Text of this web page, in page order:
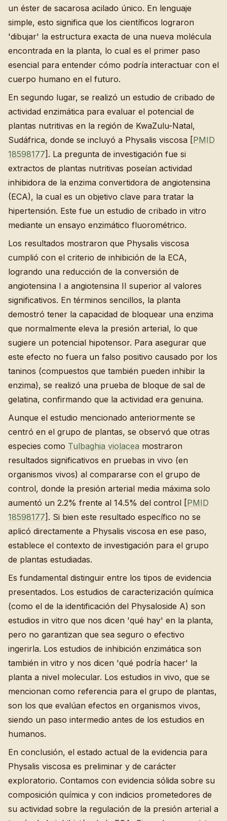
un éster de sacarosa acilado único. En lenguaje
simple, esto significa que los científicos lograron
'dibujar' la estructura exacta de una nueva molécula
encontrada en la planta, lo cual es el primer paso
esencial para entender cómo podría interactuar con el
cuerpo humano en el futuro.
En segundo lugar, se realizó un estudio de cribado de
actividad enzimática para evaluar el potencial de
plantas nutritivas en la región de KwaZulu-Natal,
Sudáfrica, donde se incluyó a Physalis viscosa [PMID
18598177]. La pregunta de investigación fue si
extractos de plantas nutritivas poseían actividad
inhibidora de la enzima convertidora de angiotensina
(ECA), la cual es un objetivo clave para tratar la
hipertensión. Este fue un estudio de cribado in vitro
mediante un ensayo enzimático fluorométrico.
Los resultados mostraron que Physalis viscosa
cumplió con el criterio de inhibición de la ECA,
logrando una reducción de la conversión de
angiotensina I a angiotensina II superior al valores
significativos. En términos sencillos, la planta
demostró tener la capacidad de bloquear una enzima
que normalmente eleva la presión arterial, lo que
sugiere un potencial hipotensor. Para asegurar que
este efecto no fuera un falso positivo causado por los
taninos (compuestos que también pueden inhibir la
enzima), se realizó una prueba de bloque de sal de
gelatina, confirmando que la actividad era genuina.
Aunque el estudio mencionado anteriormente se
centró en el grupo de plantas, se observó que otras
especies como Tulbaghia violacea mostraron
resultados significativos en pruebas in vivo (en
organismos vivos) al compararse con el grupo de
control, donde la presión arterial media máxima solo
aumentó un 2.2% frente al 14.5% del control [PMID
18598177]. Si bien este resultado específico no se
aplicó directamente a Physalis viscosa en ese paso,
establece el contexto de investigación para el grupo
de plantas estudiadas.
Es fundamental distinguir entre los tipos de evidencia
presentados. Los estudios de caracterización química
(como el de la identificación del Physaloside A) son
estudios in vitro que nos dicen 'qué hay' en la planta,
pero no garantizan que sea seguro o efectivo
ingerirla. Los estudios de inhibición enzimática son
también in vitro y nos dicen 'qué podría hacer' la
planta a nivel molecular. Los estudios in vivo, que se
mencionan como referencia para el grupo de plantas,
son los que evalúan efectos en organismos vivos,
siendo un paso intermedio antes de los estudios en
humanos.
En conclusión, el estado actual de la evidencia para
Physalis viscosa es preliminar y de carácter
exploratorio. Contamos con evidencia sólida sobre su
composición química y con indicios prometedores de
su actividad sobre la regulación de la presión arterial a